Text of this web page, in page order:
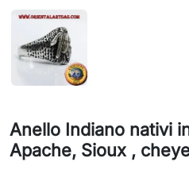
Anello Indiano nativi
Apache, Sioux ,